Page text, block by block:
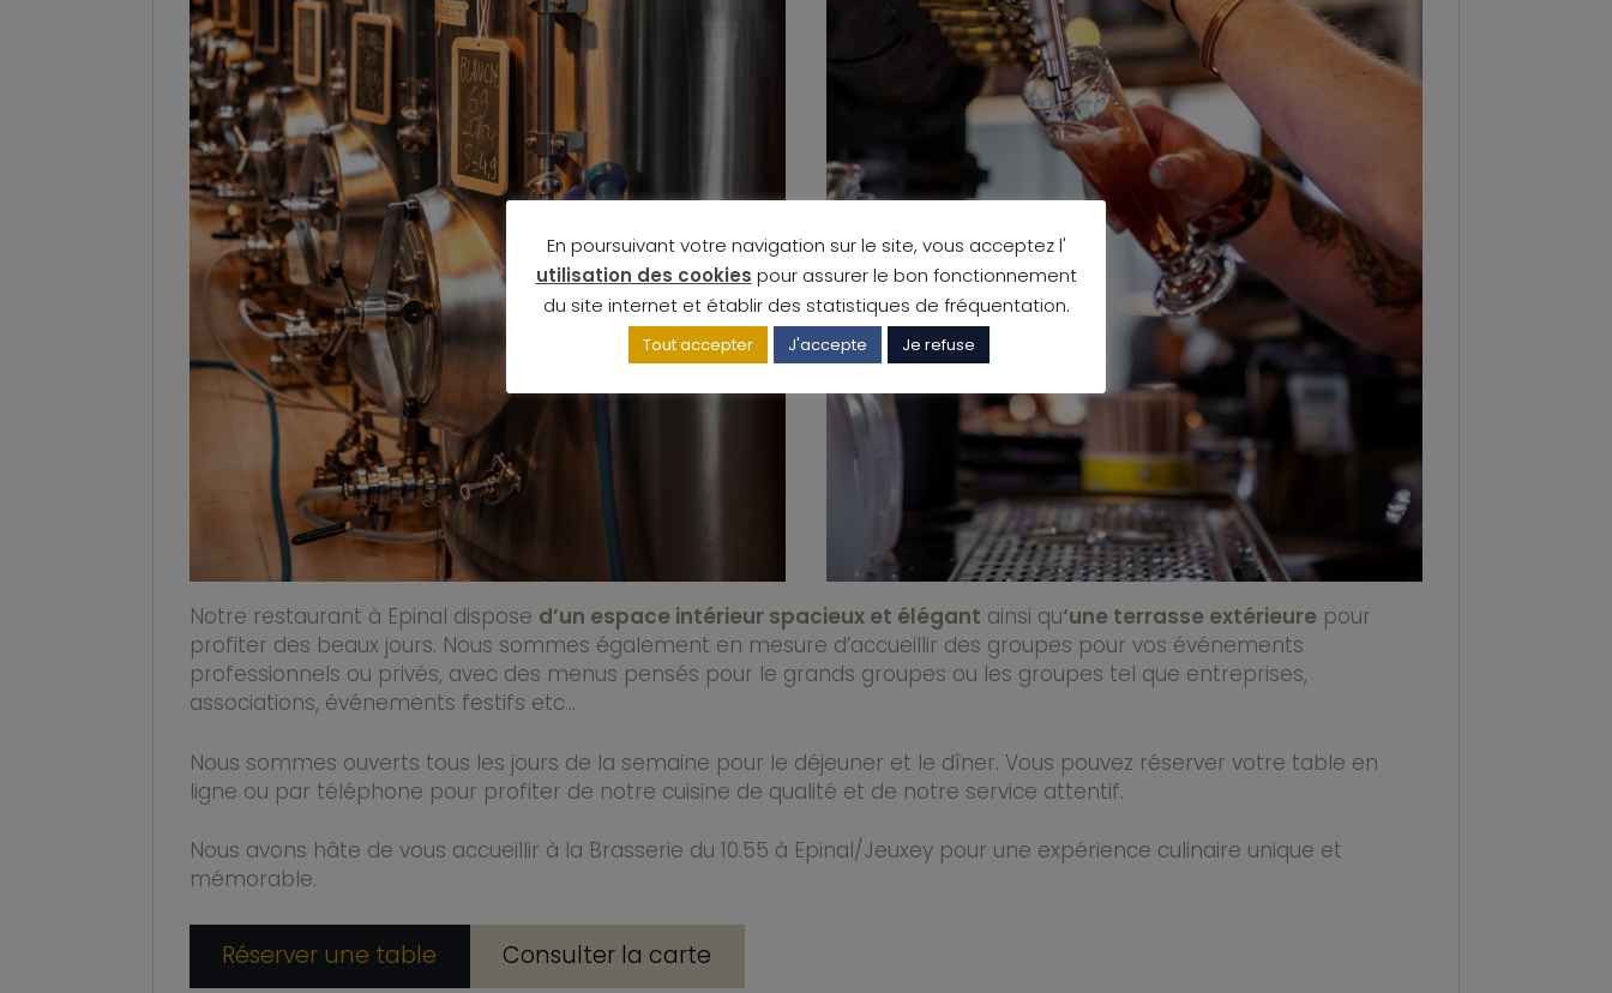
Notre restaurant à Epinal dispose d’un espace intérieur spacieux et élégant ainsi qu‘une terrasse extérieurepour
profiter des beaux jours. Nous sommes également en mesure d’accueillir des groupes pour vos événements
professionnels ou privés, avec des menus pensés pour le grands groupes ou les groupes tel que entreprises,
associations, événements festifs etc…
Nous sommes ouverts tous les jours de la semaine pour le déjeuner et le dîner. Vous pouvez réserver votre table en
ligne ou par téléphone pour profiter de notre cuisine de qualité et de notre service attentif.
Nous avons hâte de vous accueillir à la Brasserie du 10.55 à Epinal/Jeuxey pour une expérience culinaire unique et
mémorable.
Réserver une table Consulter la carte
En poursuivant votre navigation sur le site, vous acceptez l'
utilisation des cookies pour assurer le bon fonctionnement
du site internet et établir des statistiques de fréquentation.
Tout accepter J'accepte Je refuse